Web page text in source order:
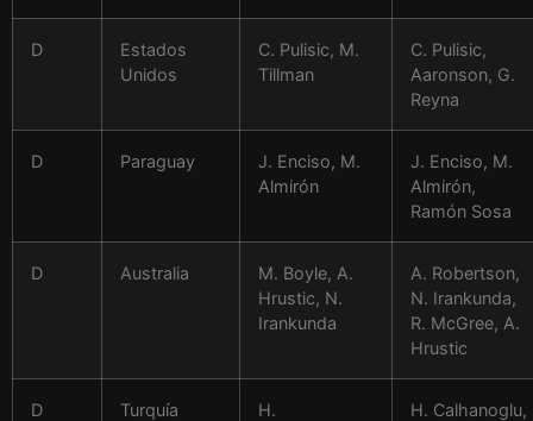
D
Estados
Unidos
C. Pulisic, M.
Tillman
C. Pulisic,
Aaronson, G.
Reyna
D Paraguay
J. Enciso, M.
Almirón
J. Enciso, M.
Almirón,
Ramón Sosa
D Australia
M. Boyle, A.
Hrustic, N.
Irankunda
A. Robertson,
N. Irankunda,
R. McGree, A.
Hrustic
D Turquía
H.
H. Calhanoglu,